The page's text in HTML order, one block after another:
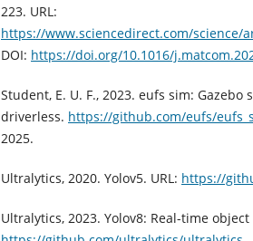
223. URL:
https://www.sciencedirect.com/science/
DOI: https://doi.org/10.1016/
Student, E. U. F., 2023. eufs sim:
driverless. https://github.com/eufs/
2025.
Ultralytics, 2020. Yolov5. URL: https://
Ultralytics, 2023. Yolov8: Real-time